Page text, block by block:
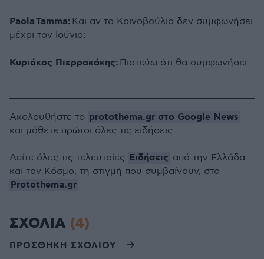
PaolaTamma: Και αν το Κοινοβούλιο δεν συμφωνήσει
μέχρι τον Ιούνιο;
Κυριάκος Πιερρακάκης: Πιστεύω ότι θα συμφωνήσει.
Ακολουθήστε το protothema.gr στο Google News
και μάθετε πρώτοι όλες τις ειδήσεις
Δείτε όλες τις τελευταίες Ειδήσεις από την Ελλάδα
και τον Κόσμο, τη στιγμή που συμβαίνουν, στο
Protothema.gr
ΣΧΟΛΙΑ (4)
ΠΡΟΣΘΗΚΗ ΣΧΟΛΙΟΥ